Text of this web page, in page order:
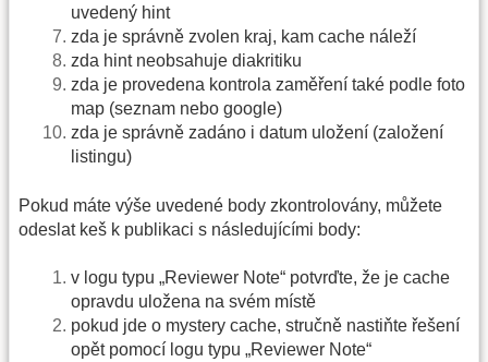
uvedený hint
zda je správně zvolen kraj, kam cache náleží
zda hint neobsahuje diakritiku
zda je provedena kontrola zaměření také podle foto
map (seznam nebo google)
zda je správně zadáno i datum uložení (založení
listingu)
Pokud máte výše uvedené body zkontrolovány, můžete
odeslat keš k publikaci s následujícími body:
v logu typu „Reviewer Note“ potvrďte, že je cache
opravdu uložena na svém místě
pokud jde o mystery cache, stručně nastiňte řešení
opět pomocí logu typu „Reviewer Note“